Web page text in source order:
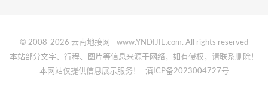
© 2008-2026 云南地接网 - www.YNDIJIE.com. All rights reserved
本站部分文字、行程、图片等信息来源于网络，如有侵权，请联系删除！
本网站仅提供信息展示服务！
滇ICP备2023004727号